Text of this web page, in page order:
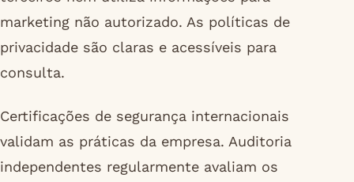
marketing não autorizado. As políticas de
privacidade são claras e acessíveis para
consulta.
Certificações de segurança internacionais
validam as práticas da empresa. Auditoria
independentes regularmente avaliam os